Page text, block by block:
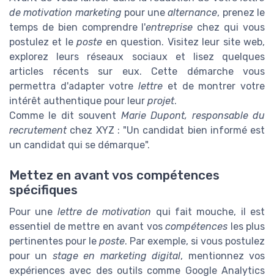
de motivation marketing pour unealternance, prenez le
temps de bien comprendre l'entreprise chez qui vous
postulez et leposte en question. Visitez leur site web,
explorez leurs réseaux sociaux et lisez quelques
articles récents sur eux. Cette démarche vous
permettra d'adapter votrelettre et de montrer votre
intérêt authentique pour leur projet.
Comme le dit souvent Marie Dupont, responsable du
recrutementchez XYZ : "Un candidat bien informé est
un candidat qui se démarque".
Mettez en avant vos compétences
spécifiques
Pour une lettre de motivation qui fait mouche, il est
essentiel de mettre en avant vos compétences les plus
pertinentes pour le poste. Par exemple, si vous postulez
pour un stage en marketing digital, mentionnez vos
expériences avec des outils comme Google Analytics